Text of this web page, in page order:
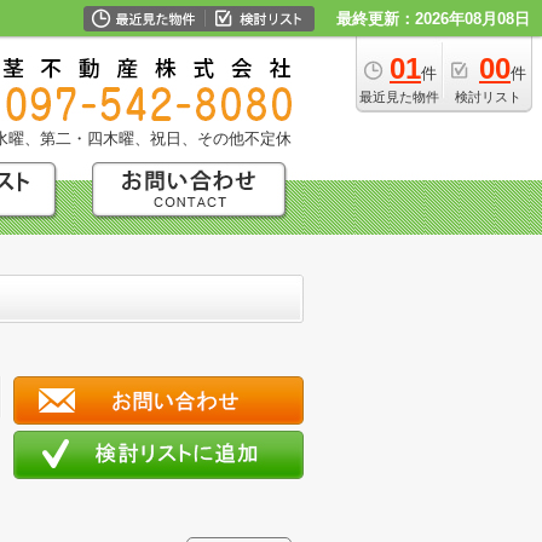
最終更新：2026年08月08日
01件
最近見た物件
00件
検討リスト
曜、第二・四木曜、祝日、その他不定休